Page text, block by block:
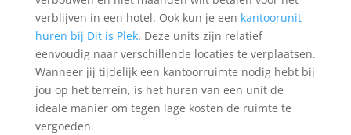
verblijven in een hotel. Ook kun je een kantoorunit
huren bij Dit is Plek. Deze units zijn relatief
eenvoudig naar verschillende locaties te verplaatsen.
Wanneer jij tijdelijk een kantoorruimte nodig hebt bij
jou op het terrein, is het huren van een unit de
ideale manier om tegen lage kosten de ruimte te
vergoeden.